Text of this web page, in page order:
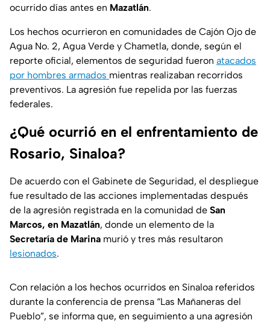
ocurrido días antes en Mazatlán.
Los hechos ocurrieron en comunidades de Cajón Ojo de
Agua No. 2, Agua Verde y Chametla, donde, según el
reporte oficial, elementos de seguridad fueron atacados
por hombres armados mientras realizaban recorridos
preventivos. La agresión fue repelida por las fuerzas
federales.
¿Qué ocurrió en el enfrentamiento de
Rosario, Sinaloa?
De acuerdo con el Gabinete de Seguridad, el despliegue
fue resultado de las acciones implementadas después
de la agresión registrada en la comunidad de San
Marcos, en Mazatlán, donde un elemento de la
Secretaría de Marina murió y tres más resultaron
lesionados.
Con relación a los hechos ocurridos en Sinaloa referidos
durante la conferencia de prensa “Las Mañaneras del
Pueblo”, se informa que, en seguimiento a una agresión